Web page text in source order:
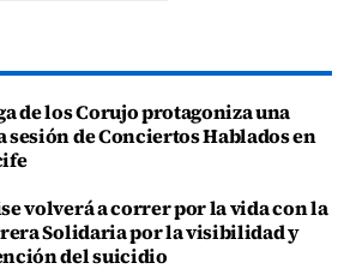
de los Corujo protagoniza una
sesión de Conciertos Hablados en
volverá a correr por la vida con la
Solidaria por la visibilidad y
del suicidio